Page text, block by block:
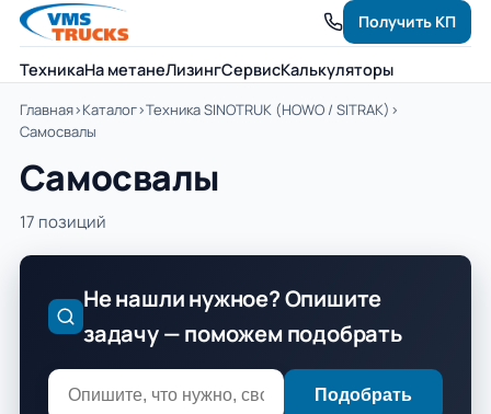
ТехникаНа метанеЛизингСервисКалькуляторы
Получить КП
Главная›Каталог›Техника SINOTRUK (HOWO / SITRAK) ›
Самосвалы
Самосвалы
17 позиций
Не нашли нужное? Опишите
задачу — поможем подобрать
Подобрать